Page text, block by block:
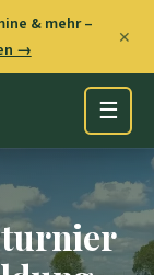
& mehr –
→
✕
☰